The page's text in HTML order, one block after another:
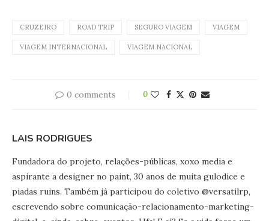
CRUZEIRO ROAD TRIP SEGURO VIAGEM VIAGEM
VIAGEM INTERNACIONAL VIAGEM NACIONAL
0 comments 0
LAIS RODRIGUES
Fundadora do projeto, relações-públicas, xoxo media e
aspirante a designer no paint, 30 anos de muita gulodice e
piadas ruins. Também já participou do coletivo @versatilrp,
escrevendo sobre comunicação-relacionamento-marketing-